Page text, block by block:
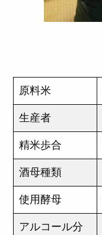
原料米
生産者
精米歩合
酒母種類
使用酵母
アルコール分